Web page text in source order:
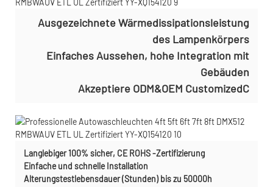
Ausgezeichnete Wärmedissipationsleistung
des Lampenkörpers
Einfaches Aussehen, hohe Integration mit
Gebäuden
Akzeptiere ODM&OEM CustomizedC
Langlebiger 100% sicher, CE ROHS -Zertifizierung
Einfache und schnelle Installation
Alterungstestlebensdauer (Stunden) bis zu 50000h